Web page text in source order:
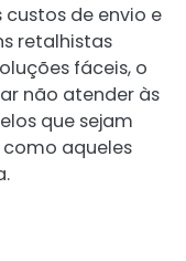
de envio e
retalhistas
fáceis, o
não atender às
que sejam
aqueles